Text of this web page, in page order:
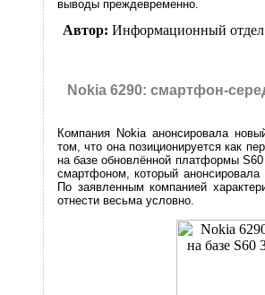
выводы преждевременно.
Автор: Информационный отдел
Nokia 6290: смартфон-
Компания Nokia анонсировала
том, что она позиционируется как
на базе обновлённой платформы
смартфоном, который
По заявленным компанией
отнести весьма условно.